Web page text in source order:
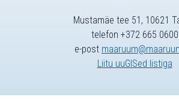
Mustamäe tee 51, 10621
telefon +372 665 0600
e-post
Liitu uuGISed listiga